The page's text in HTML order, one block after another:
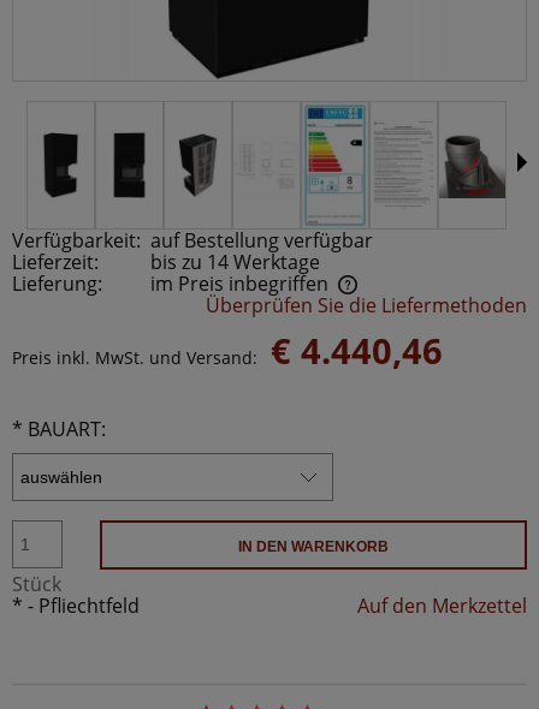
Verfügbarkeit: auf Bestellung verfügbar
Lieferzeit:
bis zu 14 Werktage
Lieferung:
im Preis inbegriffen
Der Preis beinhaltet keine möglichen Zahlungskosten
Überprüfen Sie die Liefermethoden
Preis inkl. MwSt. und Versand: € 4.440,46
* BAUART:
Stück
IN DEN WARENKORB
Auf den Merkzettel
* - Pfliechtfeld